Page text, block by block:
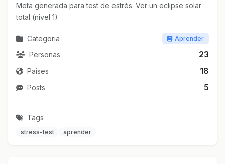
Meta generada para test de estrés: Ver un eclipse solar
total (nivel 1)
Categoria Aprender
Personas 23
Paises 18
Posts 5
Tags
stress-test aprender